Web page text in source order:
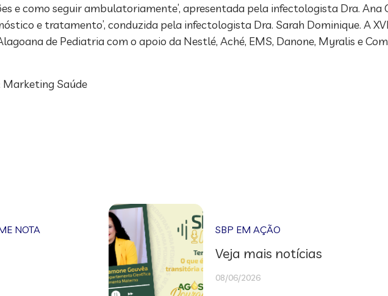
e como seguir ambulatoriamente’, apresentada pela infectologista Dra. Ana
e tratamento’, conduzida pela infectologista Dra. Sarah Dominique. A
de Pediatria com o apoio da Nestlé, Aché, EMS, Danone, Myralis e
Marketing Saúde
NOTA SBP EM AÇÃO
Veja mais notícias
08/06/2026